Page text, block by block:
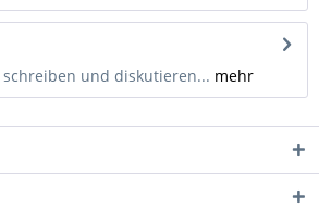
und diskutieren... mehr